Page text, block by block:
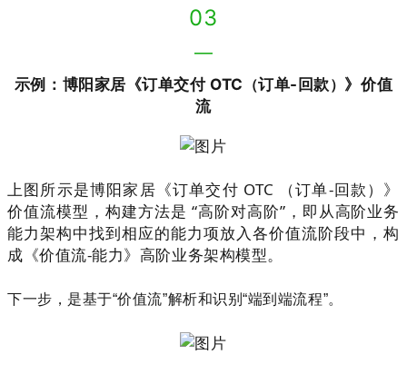
03
—
示例：博阳家居《订单交付 OTC （订单-回款） 》价值
流
上图所示是博阳家居《订单交付 OTC （订单-回款）》
价值流模型，构建方法是 “高阶对高阶”，即从高阶业务
能力架构中找到相应的能力项放入各价值流阶段中，构
成《价值流-能力》高阶业务架构模型。
下一步，是基于“价值流”解析和识别“端到端流程”。